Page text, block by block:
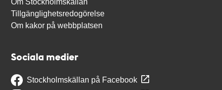
Om Stockholmskällan
Tillgänglighetsredogörelse
Om kakor på webbplatsen
Sociala medier
Stockholmskällan på Facebook